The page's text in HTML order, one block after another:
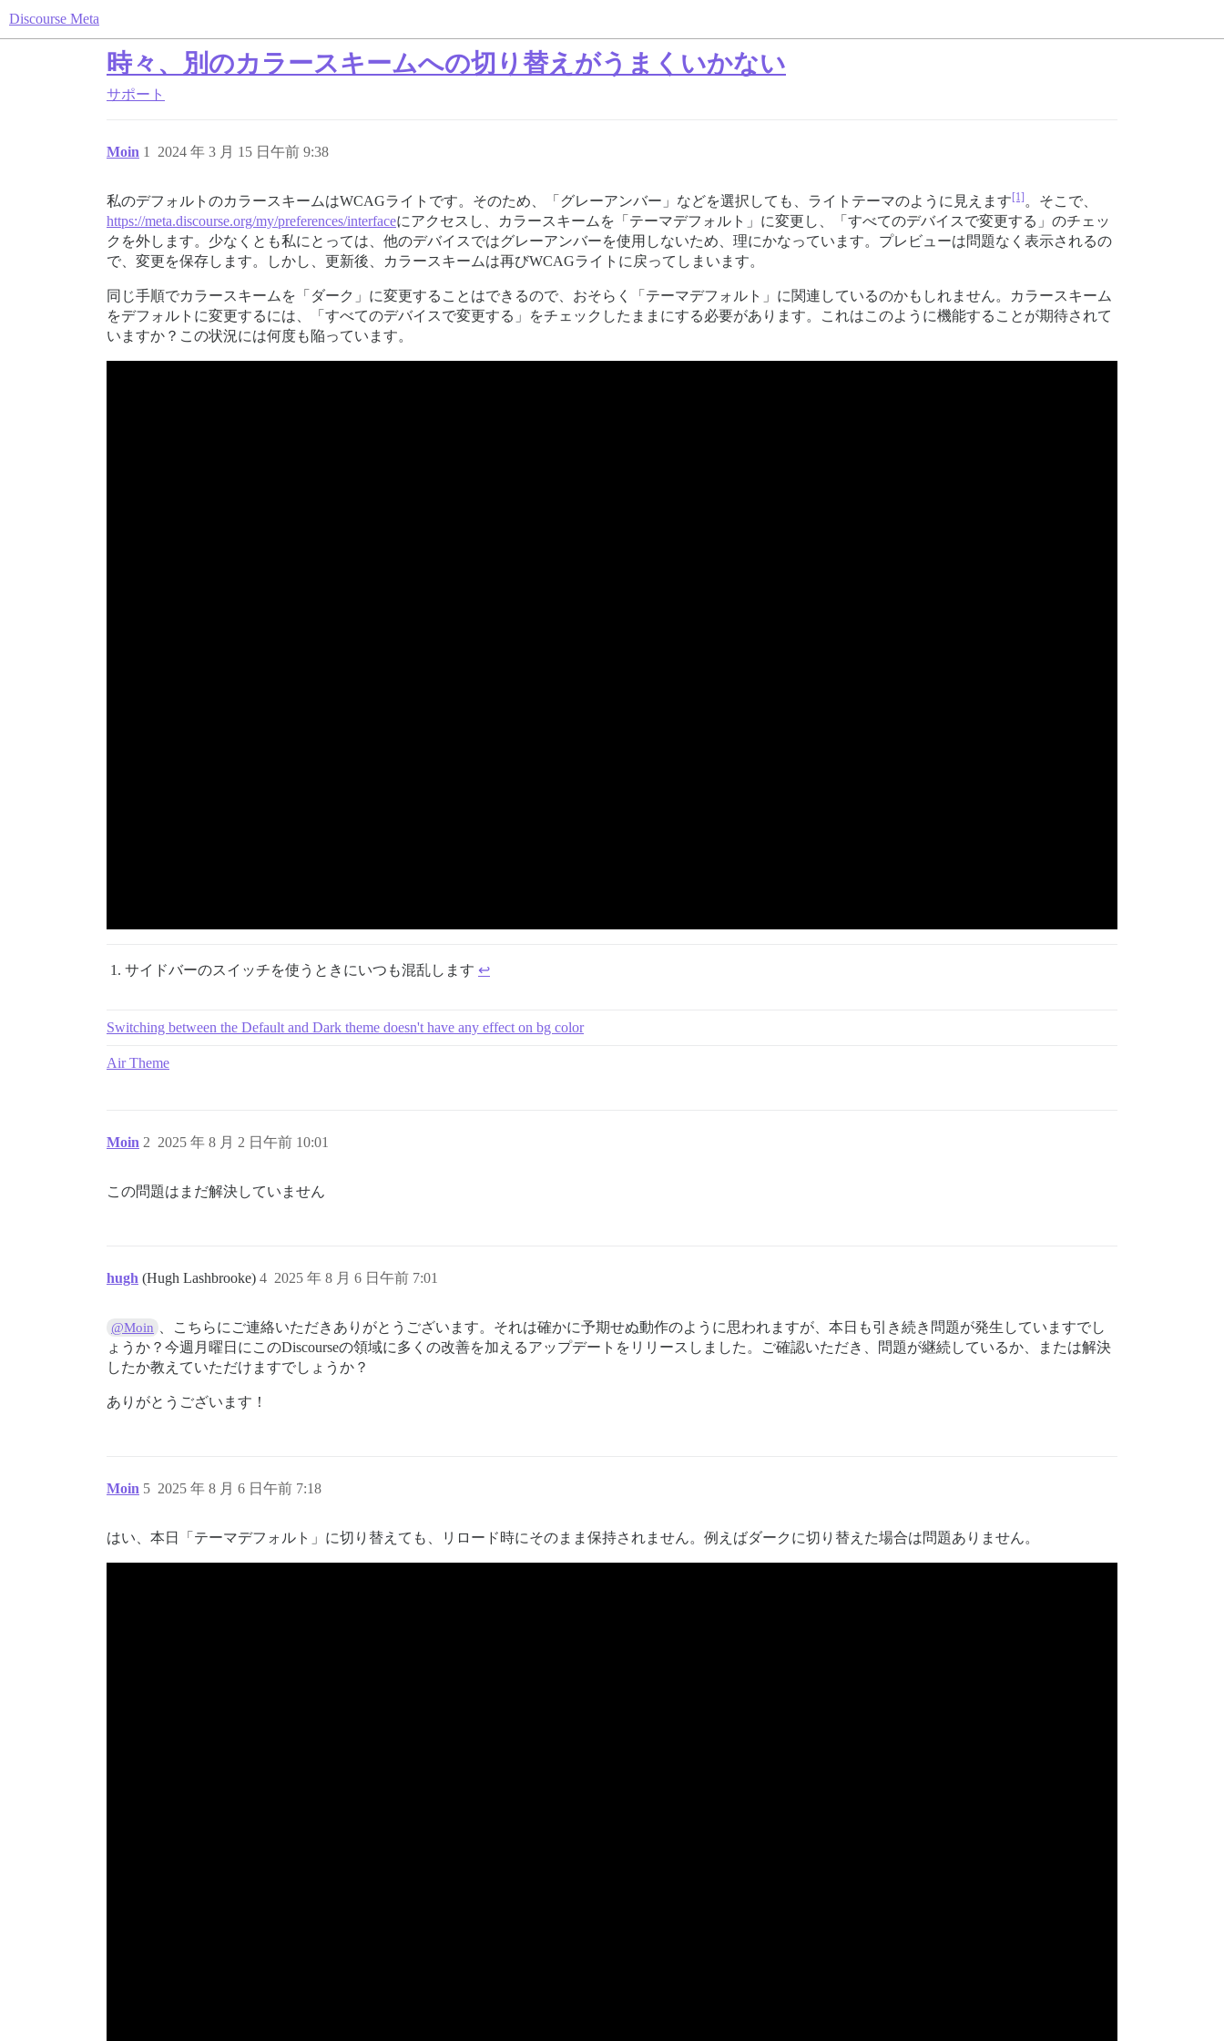
Discourse Meta
時々、別のカラースキームへの切り替えがうまくいかない
サポート
Moin 2024 年 3 月 15 日午前 9:38
1
私のデフォルトのカラースキームはWCAGライトです。そのため、「グレーアンバー」などを選択しても、ライトテーマのように見えます [1] 。そこで、
https://meta.discourse.org/my/preferences/interfaceにアクセスし、カラースキームを「テーマデフォルト」に変更し、「すべてのデバイスで変更する」のチェッ
クを外します。少なくとも私にとっては、他のデバイスではグレーアンバーを使用しないため、理にかなっています。プレビューは問題なく表示されるの
で、変更を保存します。しかし、更新後、カラースキームは再びWCAGライトに戻ってしまいます。
同じ手順でカラースキームを「ダーク」に変更することはできるので、おそらく「テーマデフォルト」に関連しているのかもしれません。カラースキーム
をデフォルトに変更するには、「すべてのデバイスで変更する」をチェックしたままにする必要があります。これはこのように機能することが期待されて
いますか？この状況には何度も陥っています。
サイドバーのスイッチを使うときにいつも混乱します ↩︎
Switching between the Default and Dark theme doesn't have any effect on bg color
Air Theme
Moin 2025 年 8 月 2 日午前 10:01
2
この問題はまだ解決していません
hugh (Hugh Lashbrooke) 2025 年 8 月 6 日午前 7:01
4
@Moin
、こちらにご連絡いただきありがとうございます。それは確かに予期せぬ動作のように思われますが、本日も引き続き問題が発生していますでし
ょうか？今週月曜日にこのDiscourseの領域に多くの改善を加えるアップデートをリリースしました。ご確認いただき、問題が継続しているか、または解決
したか教えていただけますでしょうか？
ありがとうございます！
Moin 2025 年 8 月 6 日午前 7:18
5
はい、本日「テーマデフォルト」に切り替えても、リロード時にそのまま保持されません。例えばダークに切り替えた場合は問題ありません。